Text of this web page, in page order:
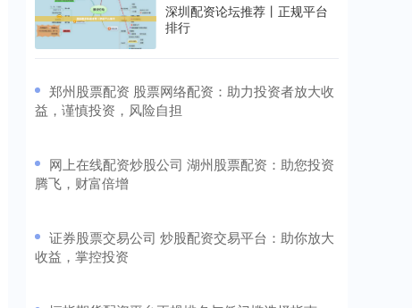
深圳配资论坛推荐丨正规平台
排行
​郑州股票配资 股票网络配资：助力投资者放大收
益，谨慎投资，风险自担
​网上在线配资炒股公司 湖州股票配资：助您投资
腾飞，财富倍增
​证券股票交易公司 炒股配资交易平台：助你放大
收益，掌控投资